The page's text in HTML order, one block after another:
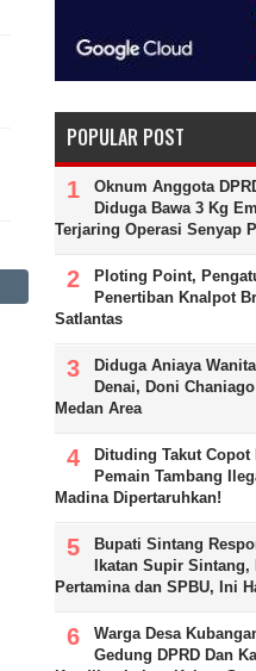
POPULAR POST
Oknum Anggota
Diduga Bawa 3 Kg
Terjaring Operasi Senyap
Ploting Point,
Penertiban Knalpot
Satlantas
Diduga Aniaya
Denai, Doni
Medan Area
Dituding Takut Copot
Pemain Tambang
Madina Dipertaruhkan!
Bupati Sintang
Ikatan Supir
Pertamina dan SPBU, Ini
Warga Desa
Gedung DPRD Dan